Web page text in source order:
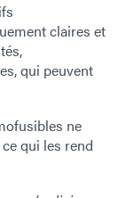
claires et
qui peuvent
ne
qui les rend